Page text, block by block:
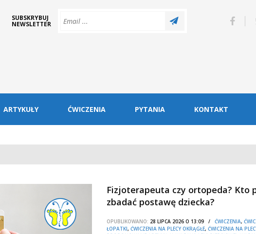
SUBSKRYBUJ
NEWSLETTER
ARTYKUŁY ĆWICZENIA PYTANIA KONTAKT
Fizjoterapeuta czy ortopeda? Kto
zbadać postawę dziecka?
OPUBLIKOWANO: 28 LIPCA 2026 O 13:09 / ĆWICZENIA,
ŁOPATKI, ĆWICZENIA NA PLECY OKRĄGŁE, ĆWICZENIA NA